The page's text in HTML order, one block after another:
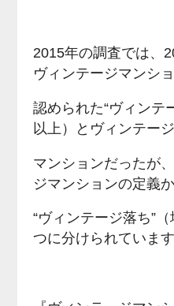
2015年の調査では、
ヴィンテージマンシ
認められた“ヴィンテ
以上）とヴィンテージ
マンションだったが
ジマンションの定義
“ヴィンテージ落ち”
つに分けられています